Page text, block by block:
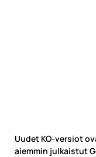
Uudet KO-versiot
aiemmin julkaistut